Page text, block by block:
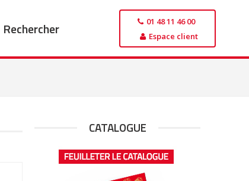
Rechercher
01 48 11 46 00
Espace client
CATALOGUE